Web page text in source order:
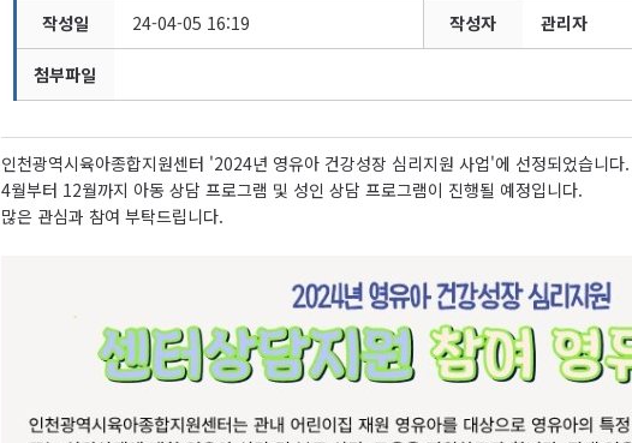
작성일 24-04-05 16:19 작성자 관리자
첨부파일
인천광역시육아종합지원센터 '2024년 영유아 건강성장 심리지원 사업'에 선정되었습니다.
4월부터 12월까지 아동 상담 프로그램 및 성인 상담 프로그램이 진행될 예정입니다.
많은 관심과 참여 부탁드립니다.